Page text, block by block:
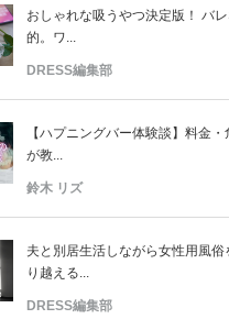
おしゃれな吸うやつ決定版！ バ
的。ワ...
DRESS編集部
【ハプニングバー体験談】料金
が教...
鈴木 リズ
夫と別居生活しながら女性用風
り越える...
DRESS編集部